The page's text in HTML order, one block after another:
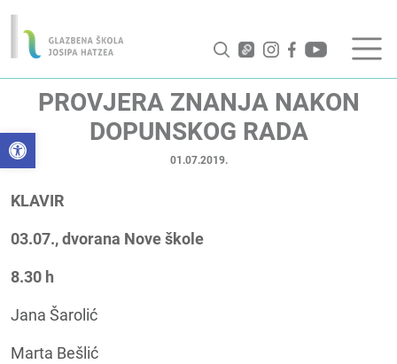
Open toolbar
PROVJERA ZNANJA NAKON
DOPUNSKOG RADA
01.07.2019.
KLAVIR
03.07., dvorana Nove škole
8.30 h
Jana Šarolić
Marta Bešlić